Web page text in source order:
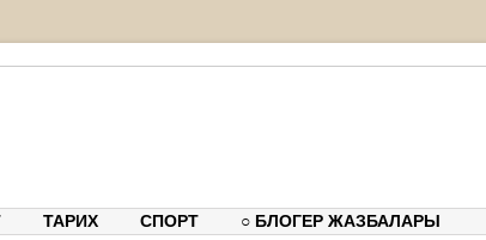
ТАРИХ СПОРТ ○ БЛОГЕР ЖАЗБАЛАРЫ